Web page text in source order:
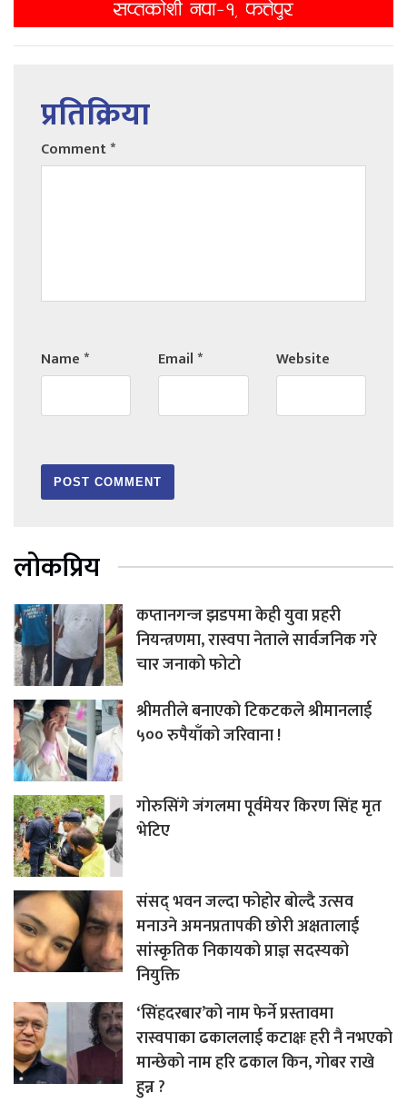
प्रतिक्रिया
Comment*
Name* Email* Website
लोकप्रिय
कप्तानगन्ज झडपमा केही युवा प्रहरी
नियन्त्रणमा, रास्वपा नेताले सार्वजनिक गरे
चार जनाको फोटो
श्रीमतीले बनाएको टिकटकले श्रीमानलाई
५०० रुपैयाँको जरिवाना !
गोरुसिंगे जंगलमा पूर्वमेयर किरण सिंह मृत
भेटिए
संसद् भवन जल्दा फोहोर बोल्दै उत्सव
मनाउने अमनप्रतापकी छोरी अक्षतालाई
सांस्कृतिक निकायको प्राज्ञ सदस्यको
नियुक्ति
‘सिंहदरबार’को नाम फेर्ने प्रस्तावमा
रास्वपाका ढकाललाई कटाक्षः हरी नै नभएको
मान्छेको नाम हरि ढकाल किन, गोबर राखे
हुन्न ?